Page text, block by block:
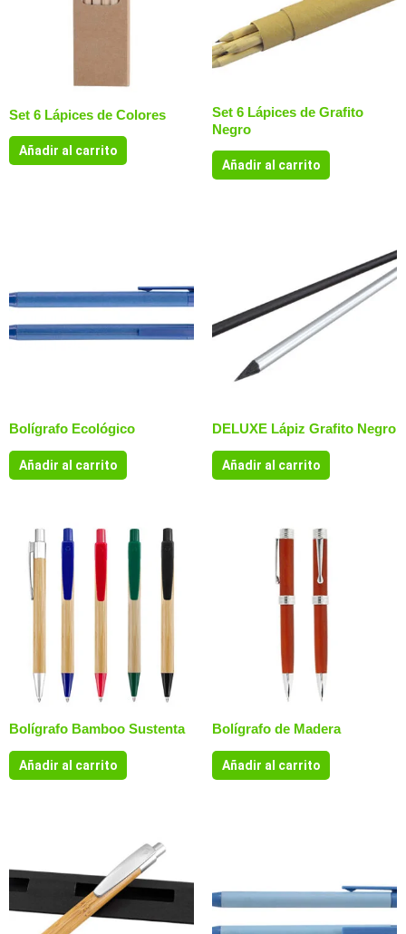
Set 6 Lápices de Colores
Añadir al carrito
Set 6 Lápices de Grafito
Negro
Añadir al carrito
Bolígrafo Ecológico
Añadir al carrito
DELUXE Lápiz Grafito Negro
Añadir al carrito
Bolígrafo Bamboo Sustenta
Añadir al carrito
Bolígrafo de Madera
Añadir al carrito